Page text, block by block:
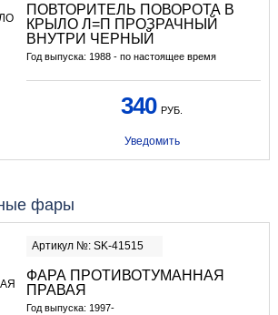
ПОВТОРИТЕЛЬ ПОВОРОТА В
КРЫЛО Л=П ПРОЗРАЧНЫЙ
ВНУТРИ ЧЕРНЫЙ
Год выпуска: 1988 - по настоящее время
340 РУБ.
Уведомить
фары
Артикул №: SK-41515
ФАРА ПРОТИВОТУМАННАЯ
ПРАВАЯ
Год выпуска: 1997-